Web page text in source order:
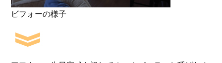
ビフォーの様子